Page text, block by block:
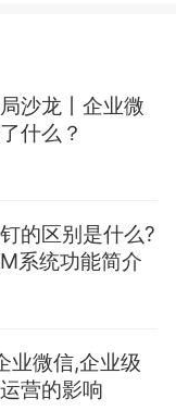
沙龙丨企业微
什么？
的区别是什么?
系统功能简介
业微信,企业级
营的影响